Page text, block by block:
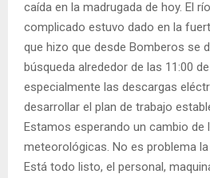
caída en la madrugada de hoy. El
complicado estuvo dado en la
que hizo que desde Bomberos se
búsqueda alrededor de las 11:00
especialmente las descargas
desarrollar el plan de trabajo
Estamos esperando un cambio de
meteorológicas. No es problema
Está todo listo, el personal,